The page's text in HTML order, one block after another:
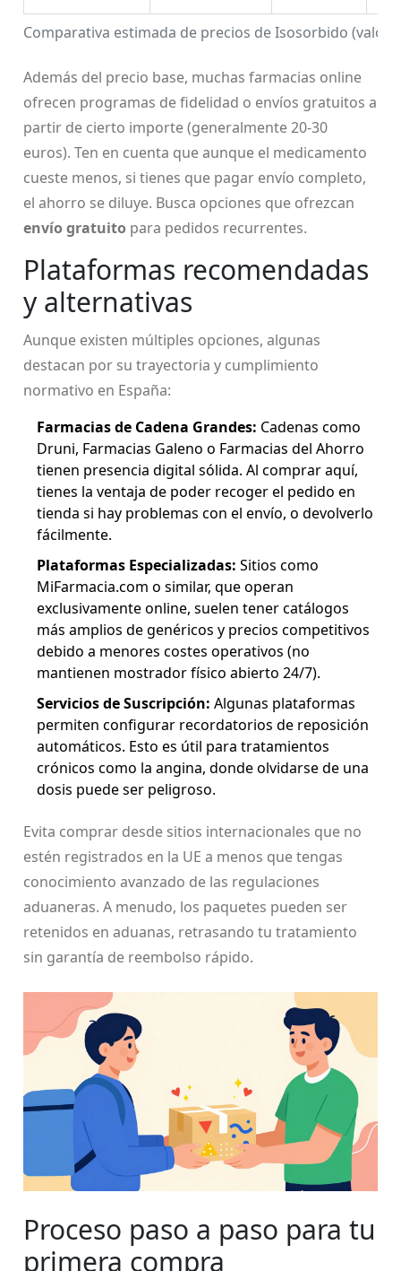
Comparativa estimada de precios de Isosorbido
Además del precio base, muchas farmacias online
ofrecen programas de fidelidad o envíos gratuitos a
partir de cierto importe (generalmente 20-30
euros). Ten en cuenta que aunque el medicamento
cueste menos, si tienes que pagar envío completo,
el ahorro se diluye. Busca opciones que ofrezcan
envío gratuito para pedidos recurrentes.
Plataformas recomendadas
y alternativas
Aunque existen múltiples opciones, algunas
destacan por su trayectoria y cumplimiento
normativo en España:
Farmacias de Cadena Grandes: Cadenas como
Druni, Farmacias Galeno o Farmacias del Ahorro
tienen presencia digital sólida. Al comprar aquí,
tienes la ventaja de poder recoger el pedido en
tienda si hay problemas con el envío, o devolverlo
fácilmente.
Plataformas Especializadas: Sitios como
MiFarmacia.com o similar, que operan
exclusivamente online, suelen tener catálogos
más amplios de genéricos y precios competitivos
debido a menores costes operativos (no
mantienen mostrador físico abierto 24/7).
Servicios de Suscripción: Algunas plataformas
permiten configurar recordatorios de reposición
automáticos. Esto es útil para tratamientos
crónicos como la angina, donde olvidarse de una
dosis puede ser peligroso.
Evita comprar desde sitios internacionales que no
estén registrados en la UE a menos que tengas
conocimiento avanzado de las regulaciones
aduaneras. A menudo, los paquetes pueden ser
retenidos en aduanas, retrasando tu tratamiento
sin garantía de reembolso rápido.
Proceso paso a paso para tu
primera compra